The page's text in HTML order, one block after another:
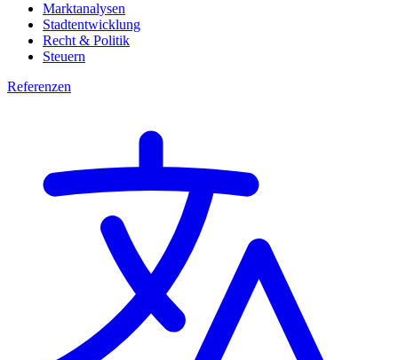
Marktanalysen
Stadtentwicklung
Recht & Politik
Steuern
Referenzen